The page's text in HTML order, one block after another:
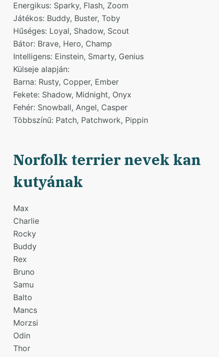
Energikus: Sparky, Flash, Zoom
Játékos: Buddy, Buster, Toby
Hűséges: Loyal, Shadow, Scout
Bátor: Brave, Hero, Champ
Intelligens: Einstein, Smarty, Genius
Külseje alapján:
Barna: Rusty, Copper, Ember
Fekete: Shadow, Midnight, Onyx
Fehér: Snowball, Angel, Casper
Többszínű: Patch, Patchwork, Pippin
Norfolk terrier nevek kan
kutyának
Max
Charlie
Rocky
Buddy
Rex
Bruno
Samu
Balto
Mancs
Morzsi
Odin
Thor